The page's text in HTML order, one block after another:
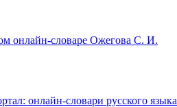
онлайн-словаре Ожегова C. И.
онлайн-словари русского языка